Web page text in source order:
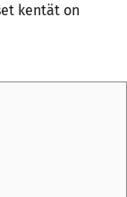
kentät on